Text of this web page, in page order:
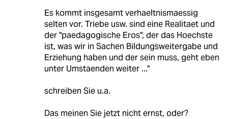
Es kommt insgesamt verhaeltnismaessig
selten vor. Triebe usw. sind eine Realitaet und
der "paedagogische Eros", der das Hoechste
ist, was wir in Sachen Bildungsweitergabe und
Erziehung haben und der sein muss, geht eben
unter Umstaenden weiter ..."
schreiben Sie u.a.
Das meinen Sie jetzt nicht ernst, oder?